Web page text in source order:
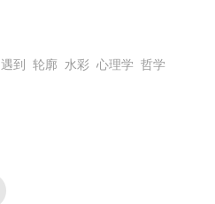
遇到 轮廓 水彩 心理学 哲学